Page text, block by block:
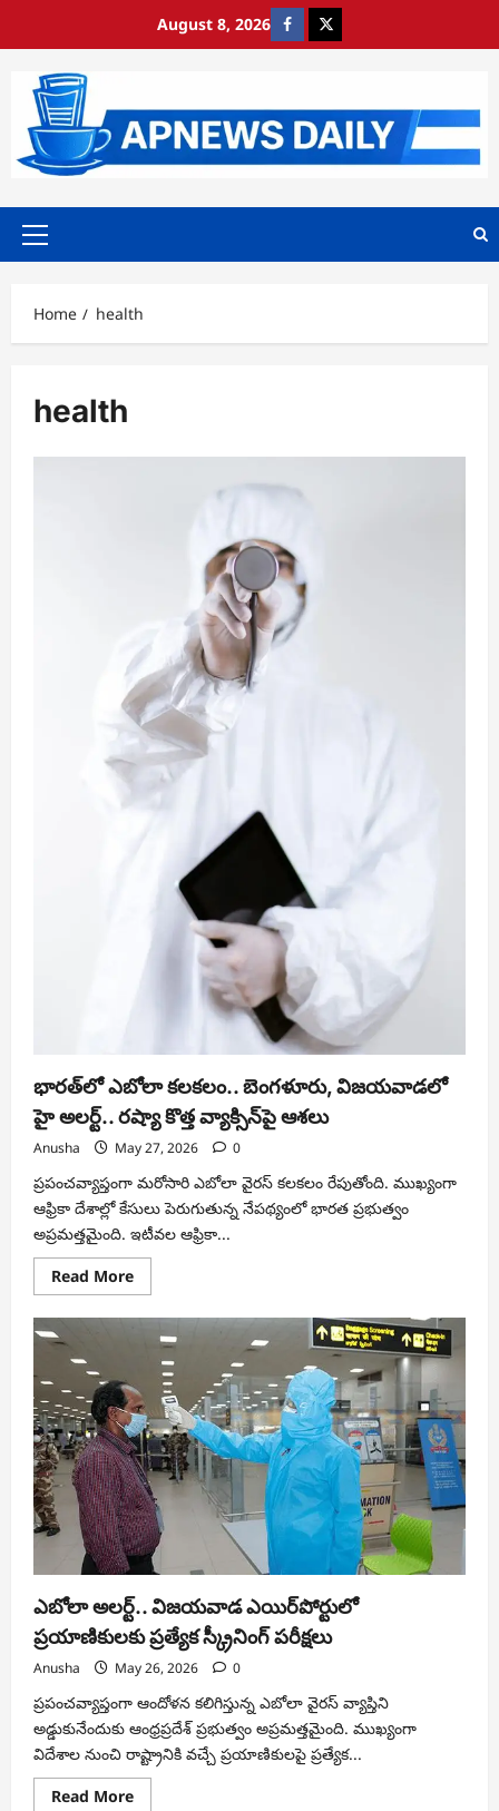
August 8, 2026 https://www.facebook.com/
https://x.com/
Primary
Home health
health
భారత్‌లో ఎబోలా కలకలం.. బెంగళూరు, విజయవాడలో
హై అలర్ట్.. రష్యా కొత్త వ్యాక్సిన్‌పై ఆశలు
Anusha May 27, 2026 0
ప్రపంచవ్యాప్తంగా మరోసారి ఎబోలా వైరస్ కలకలం రేపుతోంది. ముఖ్యంగా
ఆఫ్రికా దేశాల్లో కేసులు పెరుగుతున్న నేపథ్యంలో భారత ప్రభుత్వం
అప్రమత్తమైంది. ఇటీవల ఆఫ్రికా...
Read MoreRead
more
భారత్‌లో
ఎబోలా
కలకలం..
బెంగళూరు,
విజయవాడలో
హై
అలర్ట్..
రష్యా
కొత్త
వ్యాక్సిన్‌పై
ఆశలు
ఎబోలా అలర్ట్.. విజయవాడ ఎయిర్‌పోర్టులో
ప్రయాణికులకు ప్రత్యేక స్క్రీనింగ్ పరీక్షలు
Anusha May 26, 2026 0
ప్రపంచవ్యాప్తంగా ఆందోళన కలిగిస్తున్న ఎబోలా వైరస్‌ వ్యాప్తిని
అడ్డుకునేందుకు ఆంధ్రప్రదేశ్ ప్రభుత్వం అప్రమత్తమైంది. ముఖ్యంగా
విదేశాల నుంచి రాష్ట్రానికి వచ్చే ప్రయాణికులపై ప్రత్యేక...
Read MoreRead